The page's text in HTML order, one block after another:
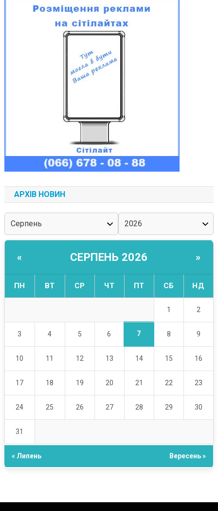
АРХІВ НОВИН
« СЕРПЕНЬ 2026 »
ПН ВТ СР ЧТ ПТ СБ НД
1 2
3 4 5 6 7 8 9
10 11 12 13 14 15 16
17 18 19 20 21 22 23
24 25 26 27 28 29 30
31
« Липень Вересень »